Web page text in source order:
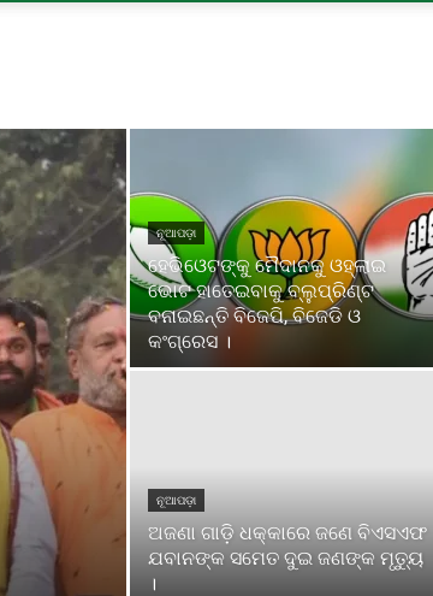
ନୂଆପଡ଼ା
ହେଭିଓେଟଙ୍କୁ ମୈଦାନକୁ ଓହ୍ଲାଇ
ଭୋଟ ହାତେଇବାକୁ ବ୍ଲୁପ୍ରିଣ୍ଟ
ବନାଇଛନ୍ତି ବିଜେପି, ବିଜେଡି ଓ
କଂଗ୍ରେସ ।
ନୂଆପଡ଼ା
ଅଜଣା ଗାଡ଼ି ଧକ୍କାରେ ଜଣେ ବିଏସଏଫ
ଯବାନଙ୍କ ସମେତ ଦୁଇ ଜଣଙ୍କ ମୃତ୍ୟୁ
।